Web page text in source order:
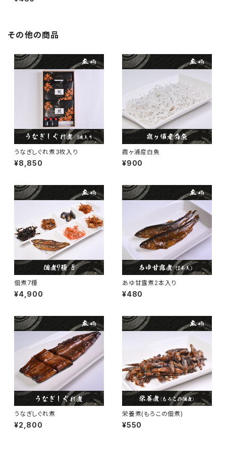
その他の商品
うなぎしぐれ煮3枚入り
¥8,850
霞ヶ浦産白魚
¥900
佃煮7種
¥4,900
あゆ甘露煮2本入り
¥480
うなぎしぐれ煮
¥2,800
栄養煮(もろこの佃煮)
¥550